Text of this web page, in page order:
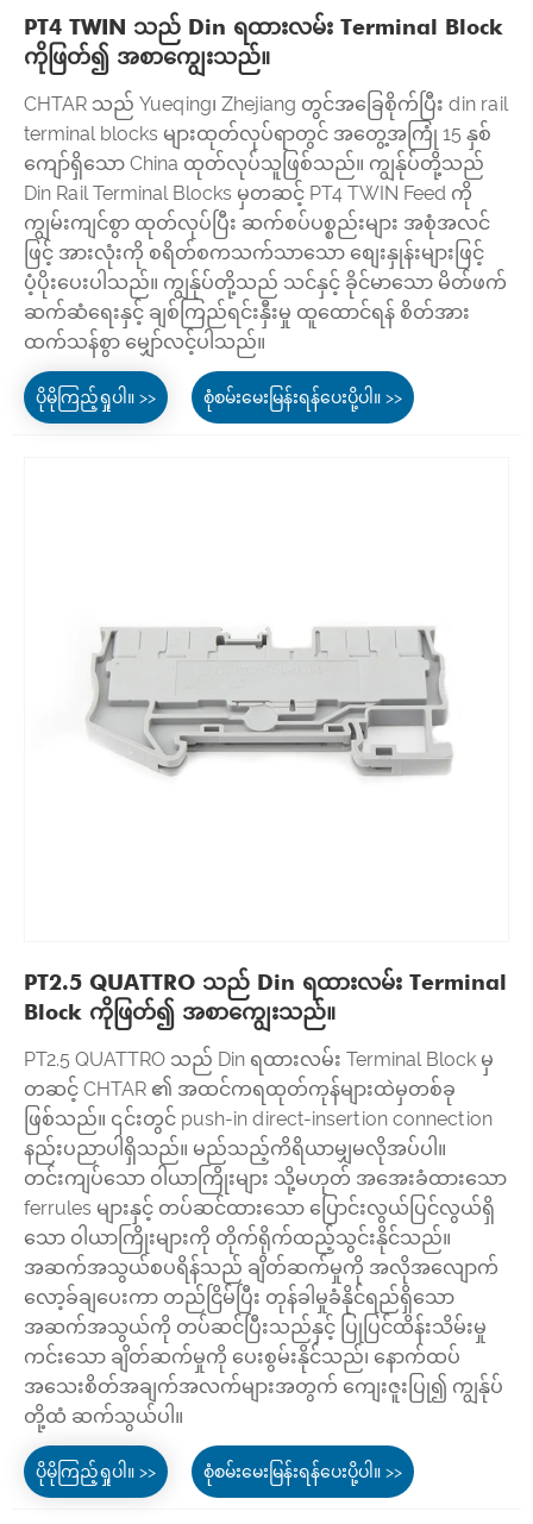
PT4 TWIN သည် Din ရထားလမ်း Terminal Block
ကိုဖြတ်၍ အစာကျွေးသည်။
CHTAR သည် Yueqing၊ Zhejiang တွင်အခြေစိုက်ပြီး din rail
terminal blocks များထုတ်လုပ်ရာတွင် အတွေ့အကြုံ 15 နှစ်
ကျော်ရှိသော China ထုတ်လုပ်သူဖြစ်သည်။ ကျွန်ုပ်တို့သည်
Din Rail Terminal Blocks မှတဆင့် PT4 TWIN Feed ကို
ကျွမ်းကျင်စွာ ထုတ်လုပ်ပြီး ဆက်စပ်ပစ္စည်းများ အစုံအလင်
ဖြင့် အားလုံးကို စရိတ်စကသက်သာသော စျေးနှုန်းများဖြင့်
ပံ့ပိုးပေးပါသည်။ ကျွန်ုပ်တို့သည် သင်နှင့် ခိုင်မာသော မိတ်ဖက်
ဆက်ဆံရေးနှင့် ချစ်ကြည်ရင်းနှီးမှု ထူထောင်ရန် စိတ်အား
ထက်သန်စွာ မျှော်လင့်ပါသည်။
ပိုမိုကြည့်ရှုပါ။ >> စုံစမ်းမေးမြန်းရန်ပေးပို့ပါ။ >>
PT2.5 QUATTRO သည် Din ရထားလမ်း Terminal
Block ကိုဖြတ်၍ အစာကျွေးသည်။
PT2.5 QUATTRO သည် Din ရထားလမ်း Terminal Block မှ
တဆင့် CHTAR ၏ အထင်ကရထုတ်ကုန်များထဲမှတစ်ခု
ဖြစ်သည်။ ၎င်းတွင် push-in direct-insertion connection
နည်းပညာပါရှိသည်။ မည်သည့်ကိရိယာမျှမလိုအပ်ပါ။
တင်းကျပ်သော ဝါယာကြိုးများ သို့မဟုတ် အအေးခံထားသော
ferrules များနှင့် တပ်ဆင်ထားသော ပြောင်းလွယ်ပြင်လွယ်ရှိ
သော ဝါယာကြိုးများကို တိုက်ရိုက်ထည့်သွင်းနိုင်သည်။
အဆက်အသွယ်စပရိန်သည် ချိတ်ဆက်မှုကို အလိုအလျောက်
လော့ခ်ချပေးကာ တည်ငြိမ်ပြီး တုန်ခါမှုခံနိုင်ရည်ရှိသော
အဆက်အသွယ်ကို တပ်ဆင်ပြီးသည်နှင့် ပြုပြင်ထိန်းသိမ်းမှု
ကင်းသော ချိတ်ဆက်မှုကို ပေးစွမ်းနိုင်သည်၊ နောက်ထပ်
အသေးစိတ်အချက်အလက်များအတွက် ကျေးဇူးပြု၍ ကျွန်ုပ်
တို့ထံ ဆက်သွယ်ပါ။
ပိုမိုကြည့်ရှုပါ။ >> စုံစမ်းမေးမြန်းရန်ပေးပို့ပါ။ >>